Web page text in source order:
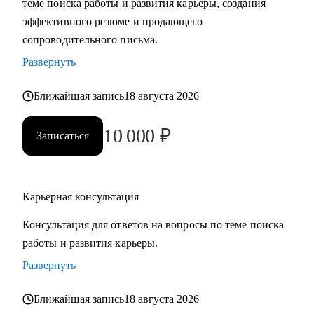
сложные вопросы.
Кому могу помочь:
среднего звена
при смене деятельности, перерыве в карьере, в том числе
• Административный персонал
• Страхование
• Продажи / Услуги
• Информационные технологии
Мой подход в работе – не делаю за вас, делаю вместе с
теме поиска работы и развития карьеры, создания
эффективного резюме и продающего
сопроводительного письма.
Развернуть
Ближайшая запись18 августа 2026
Записаться 10 000 ₽
Карьерная консультация
Консультация для ответов на вопросы по теме поиска
работы и развития карьеры.
Развернуть
Ближайшая запись18 августа 2026